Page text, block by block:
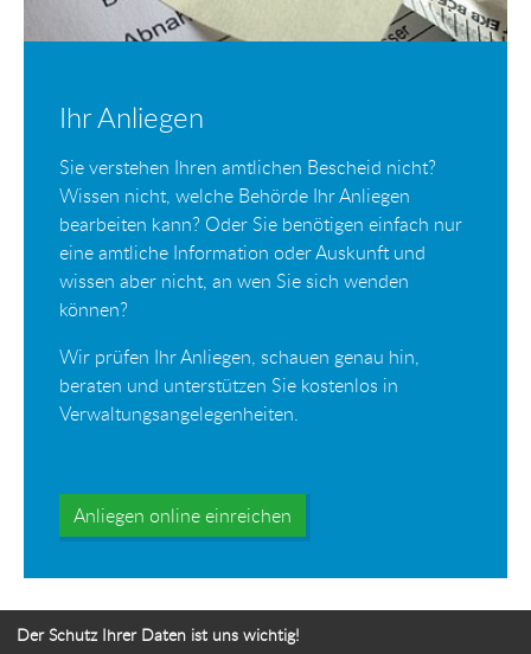
Ihr Anliegen
Sie verstehen Ihren amtlichen Bescheid nicht?
Wissen nicht, welche Behörde Ihr Anliegen
bearbeiten kann? Oder Sie benötigen einfach nur
eine amtliche Information oder Auskunft und
wissen aber nicht, an wen Sie sich wenden
können?
Wir prüfen Ihr Anliegen, schauen genau hin,
beraten und unterstützen Sie kostenlos in
Verwaltungsangelegenheiten.
Anliegen online einreichen
Der Schutz Ihrer Daten ist uns wichtig!